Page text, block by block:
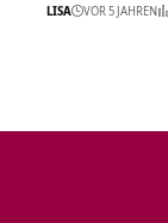
LISA VOR 5 JAHREN